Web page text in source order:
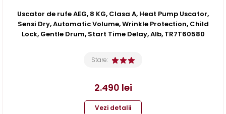
Uscator de rufe AEG, 8 KG, Clasa A, Heat Pump Uscator,
Sensi Dry, Automatic Volume, Wrinkle Protection, Child
Lock, Gentle Drum, Start Time Delay, Alb, TR7T60580
Stare:
2.490 lei
Vezi detalii